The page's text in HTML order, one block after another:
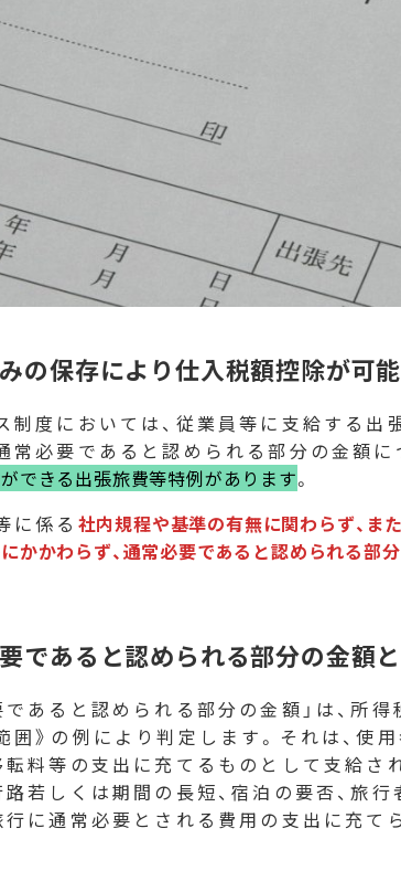
の保存により仕入税額控除が可能
制度においては、従業員等に支給する出
常必要であると認められる部分の金額に
できる出張旅費等特例があります。
に係る 社内規程や基準の有無に関わらず、ま
かかわらず、通常必要であると認められる部
であると認められる部分の金額
であると認められる部分の金額」は、所
囲》の例により判定します。それは、使
転料等の支出に充てるものとして支給さ
路若しくは期間の長短、宿泊の要否、旅
行に通常必要とされる費用の支出に充て